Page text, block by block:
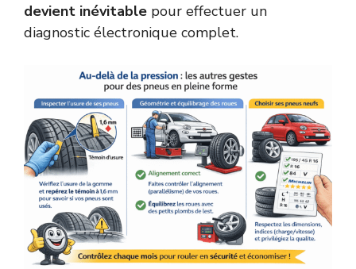
devient inévitable pour effectuer un
diagnostic électronique complet.